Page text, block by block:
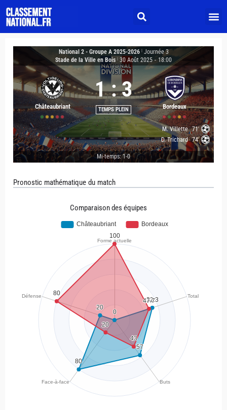
National 2 - Groupe A 2025-2026
Journée 3
Stade de la Ville en Bois 30 Août 2025 - 18:00
Châteaubriant
1 : 3
TEMPS PLEIN Bordeaux
M. Villette 71'
D. Trichard 74'
Mi-temps: 1-0
Pronostic mathématique du match
Comparaison des équipes